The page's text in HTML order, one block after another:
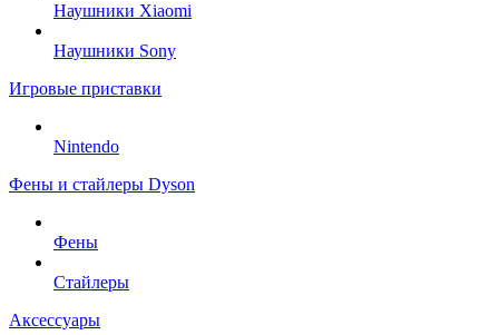
Наушники Xiaomi
Наушники Sony
Игровые приставки
Nintendo
Фены и стайлеры Dyson
Фены
Стайлеры
Аксессуары